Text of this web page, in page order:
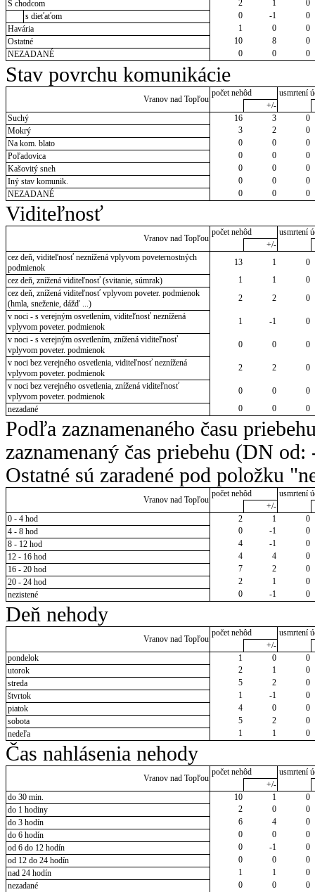
S chodcom 2 1
0
s dieťaťom
0 -1
0
Havária
1 0
0
Ostatné
10 8
0
NEZADANÉ
0 0 0
Stav povrchu komunikácie
Vranov nad Topľou
počet nehôd
usmrtení
+/-
Suchý
16 3
0
Mokrý
3 2
0
Na kom. blato
0 0
0
Poľadovica
0 0
0
Kašovitý sneh
0 0
0
Iný stav komunik.
0 0
0
NEZADANÉ
0 0 0
Viditeľnosť
Vranov nad Topľou
počet nehôd
usmrtení
+/-
cez deň, viditeľnosť neznížená vplyvom poveternostných
podmienok
13 1
0
cez deň, znížená viditeľnosť (svitanie, súmrak)
1 1
0
cez deň, znížená viditeľnosť vplyvom poveter. podmienok
(hmla, sneženie, dážď ...)
2 2
0
v noci - s verejným osvetlením, viditeľnosť neznížená
vplyvom poveter. podmienok
1 -1
0
v noci - s verejným osvetlením, znížená viditeľnosť
vplyvom poveter. podmienok
0 0
0
v noci bez verejného osvetlenia, viditeľnosť neznížená
vplyvom poveter. podmienok
2 2
0
v noci bez verejného osvetlenia, znížená viditeľnosť
vplyvom poveter. podmienok
0 0
0
nezadané
0 0 0
Podľa zaznamenaného času
zaznamenaný čas priebehu (DN
Ostatné sú zaradené pod položku
Vranov nad Topľou
počet nehôd
usmrtení
+/-
0 - 4 hod
2 1
0
4 - 8 hod
0 -1
0
8 - 12 hod
4 -1
0
12 - 16 hod
4 4
0
16 - 20 hod
7 2
0
20 - 24 hod
2 1
0
nezistené
0 -1 0
Deň nehody
Vranov nad Topľou
počet nehôd
usmrtení
+/-
pondelok
1 0
0
utorok
2 1
0
streda
5 2
0
štvrtok
1 -1
0
piatok
4 0
0
sobota
5 2
0
nedeľa
1 1 0
Čas nahlásenia nehody
Vranov nad Topľou
počet nehôd
usmrtení
+/-
do 30 min.
10 1
0
do 1 hodiny
2 0
0
do 3 hodín
6 4
0
do 6 hodín
0 0
0
od 6 do 12 hodín
0 -1
0
od 12 do 24 hodín
0 0
0
nad 24 hodín
1 1
0
nezadané
0 0 0